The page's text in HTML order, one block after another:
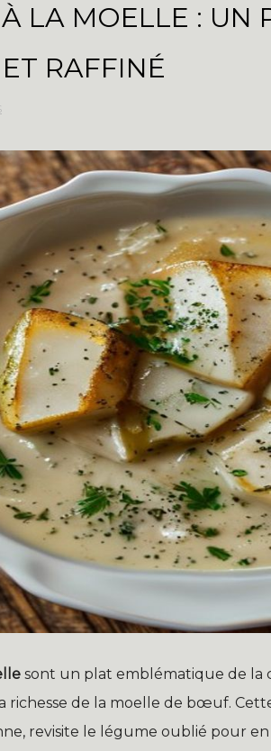
LA MOELLE : UN
RAFFINÉ
sont un plat emblématique de la
richesse de la moelle de bœuf.
revisite le légume oublié pour